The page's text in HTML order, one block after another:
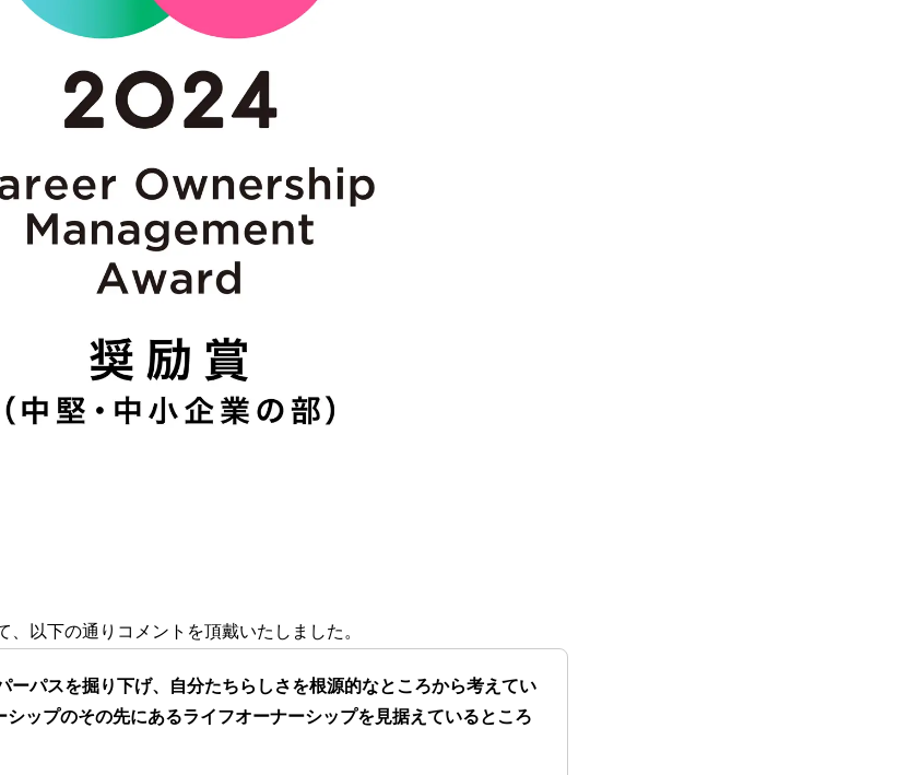
、以下の通りコメントを頂戴いたしました。
ーパスを掘り下げ、自分たちらしさを根源的なところから考えてい
ップのその先にあるライフオーナーシップを見据えているところ